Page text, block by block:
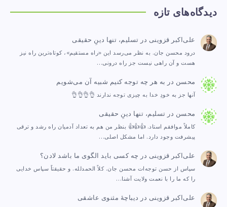
دیدگاه‌های تازه
علی‌اکبر قزوینی در تسلیم، تنها دینِ حقیقی
درود محسن جان. به نظر می‌رسد این «راه مستقیم»، کوتاه‌ترین راه نیز
هست و آن راهی نیست جز راه درونی…
محسن در به هر چه توجه کنیم شبیه آن می‌شویم
آنها جز به خودِ خدا به چیزی توجه ندارند 👌👌👌👌
محسن در تسلیم، تنها دینِ حقیقی
کاملاً موافقم استاد. 👍👍👍 بنظر من هم به تعداد آدمیان راه رشد و ترقی
پیشرفت وجود دارد. اما مشکل اصلی…
علی‌اکبر قزوینی در چه کسی باید الگوی ما باشد لادن؟
سپاس از حسن توجه‌ات محسن جان. کلاً الحمدلله. و حقیقتاً سپاس خدایی
را که ما را با نعمت ولایت آشنا…
علی‌اکبر قزوینی در دیباچهٔ مثنوی عاشقی